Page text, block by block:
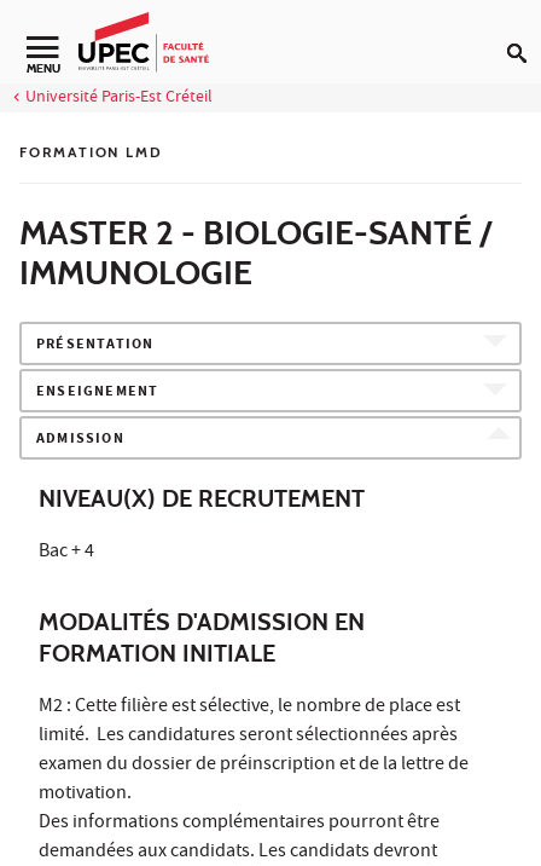
Aller au contenu
Navigation secondaire
MENU
Université Paris-Est Créteil
FORMATION LMD
MASTER 2 - BIOLOGIE-SANTÉ /
IMMUNOLOGIE
PRÉSENTATION
ENSEIGNEMENT
ADMISSION
NIVEAU(X) DE RECRUTEMENT
Bac + 4
MODALITÉS D'ADMISSION EN
FORMATION INITIALE
M2 : Cette filière est sélective, le nombre de place est
limité. Les candidatures seront sélectionnées après
examen du dossier de préinscription et de la lettre de
motivation.
Des informations complémentaires pourront être
demandées aux candidats. Les candidats devront